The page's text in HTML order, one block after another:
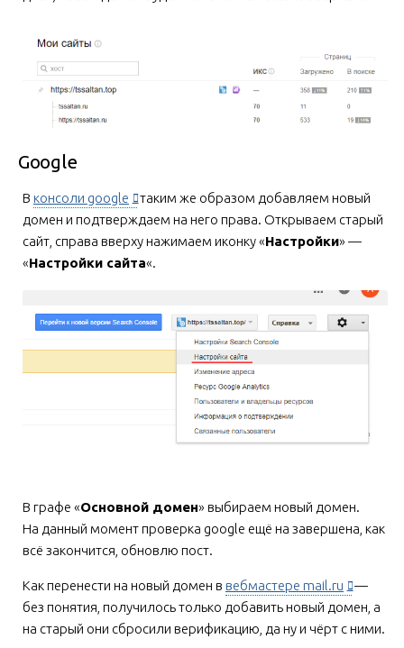
Google
В консоли google
таким же образом добавляем новый
домен и подтверждаем на него права. Открываем старый
сайт, справа вверху нажимаем иконку «Настройки» —
«Настройки сайта«.
В графе «Основной домен» выбираем новый домен.
На данный момент проверка google ещё на завершена, как
всё закончится, обновлю пост.
Как перенести на новый домен в вебмастере mail.ru
—
без понятия, получилось только добавить новый домен, а
на старый они сбросили верификацию, да ну и чёрт с ними.